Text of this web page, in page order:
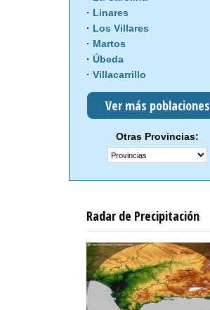
Linares
Los Villares
Martos
Úbeda
Villacarrillo
Ver más poblaciones
Otras Provincias:
Radar de Precipitación